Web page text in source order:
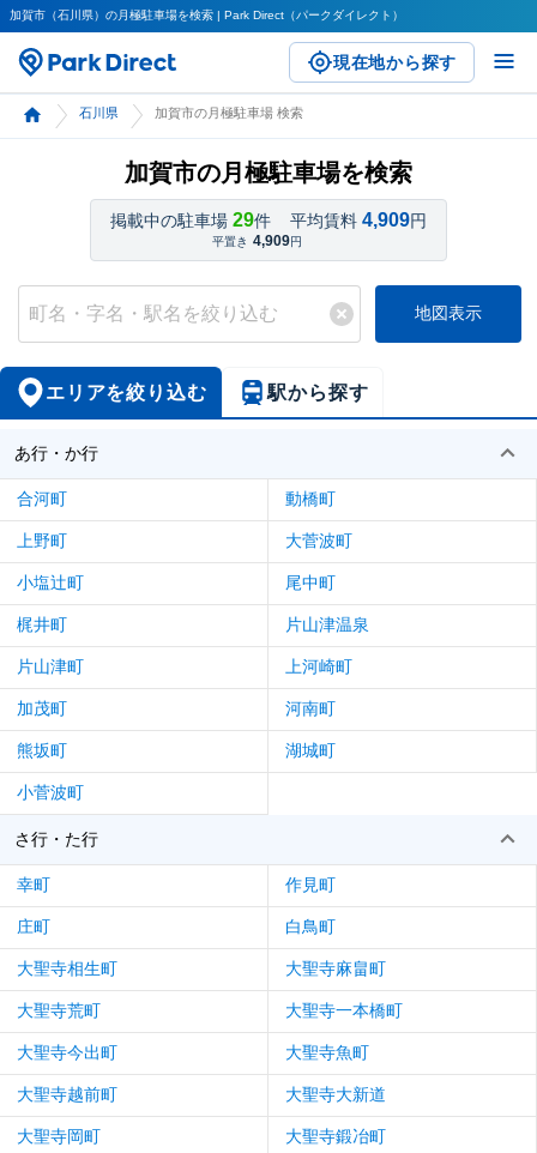
加賀市（石川県）の月極駐車場を検索 | Park Direct（パークダイレクト）
現在地から探す
石川県 加賀市の月極駐車場 検索
加賀市の月極駐車場を検索
掲載中の駐車場 29件 平均賃料 4,909円
平置き 4,909円
地図表示
エリアを絞り込む 駅から探す
あ行・か行
合河町 動橋町
上野町 大菅波町
小塩辻町 尾中町
梶井町 片山津温泉
片山津町 上河崎町
加茂町 河南町
熊坂町 湖城町
小菅波町
さ行・た行
幸町 作見町
庄町 白鳥町
大聖寺相生町 大聖寺麻畠町
大聖寺荒町 大聖寺一本橋町
大聖寺今出町 大聖寺魚町
大聖寺越前町 大聖寺大新道
大聖寺岡町 大聖寺鍛冶町